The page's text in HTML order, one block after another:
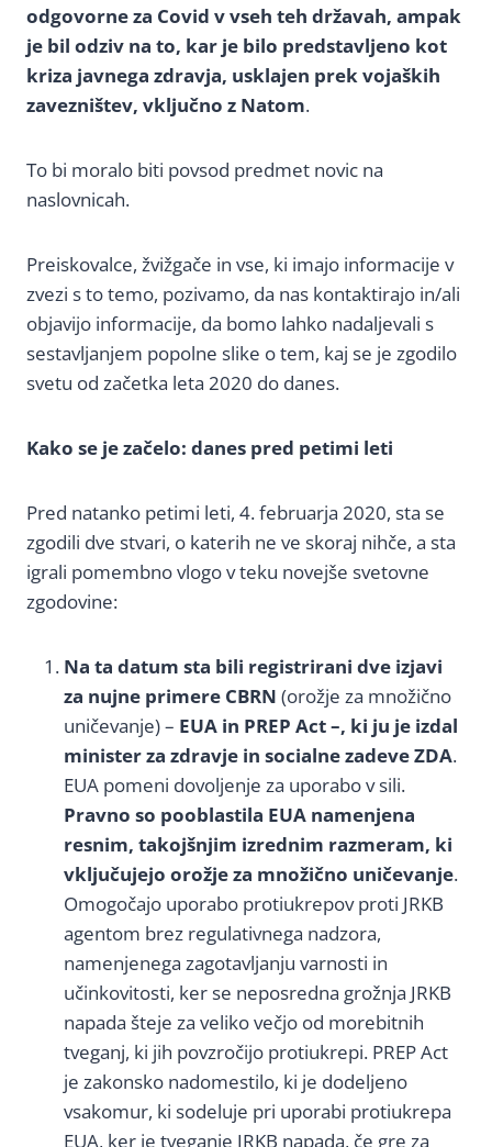
odgovorne za Covid v vseh teh državah, ampak
je bil odziv na to, kar je bilo predstavljeno kot
kriza javnega zdravja, usklajen prek vojaških
zavezništev, vključno z Natom.
To bi moralo biti povsod predmet novic na
naslovnicah.
Preiskovalce, žvižgače in vse, ki imajo informacije v
zvezi s to temo, pozivamo, da nas kontaktirajo in/ali
objavijo informacije, da bomo lahko nadaljevali s
sestavljanjem popolne slike o tem, kaj se je zgodilo
svetu od začetka leta 2020 do danes.
Kako se je začelo: danes pred petimi leti
Pred natanko petimi leti, 4. februarja 2020, sta se
zgodili dve stvari, o katerih ne ve skoraj nihče, a sta
igrali pomembno vlogo v teku novejše svetovne
zgodovine:
Na ta datum sta bili registrirani dve izjavi
za nujne primere CBRN (orožje za množično
uničevanje) – EUA in PREP Act –, ki ju je izdal
minister za zdravje in socialne zadeve ZDA.
EUA pomeni dovoljenje za uporabo v sili.
Pravno so pooblastila EUA namenjena
resnim, takojšnjim izrednim razmeram, ki
vključujejo orožje za množično uničevanje.
Omogočajo uporabo protiukrepov proti JRKB
agentom brez regulativnega nadzora,
namenjenega zagotavljanju varnosti in
učinkovitosti, ker se neposredna grožnja JRKB
napada šteje za veliko večjo od morebitnih
tveganj, ki jih povzročijo protiukrepi. PREP Act
je zakonsko nadomestilo, ki je dodeljeno
vsakomur, ki sodeluje pri uporabi protiukrepa
EUA, ker je tveganje JRKB napada, če gre za